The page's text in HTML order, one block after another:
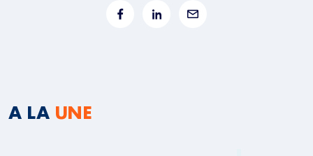
A LA UNE